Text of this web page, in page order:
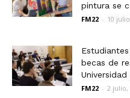
pintura se
FM22 - 10
becas de
FM22 - 2 julio,